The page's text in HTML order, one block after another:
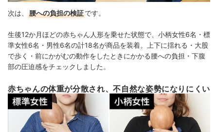
次は、 腰への負担の検証です。
生後12か月ほどの赤ちゃん人形を乗せた状態で、小柄女性6名・標
準女性6名・男性6名の計18名が商品を装着。上下に揺れる・大股
で歩く・前にかがむの動作をしたときにかかる腰への負担・下腹
部の圧迫感をチェックしました。
赤ちゃんの体重が分散され、不自然な姿勢になりにくい